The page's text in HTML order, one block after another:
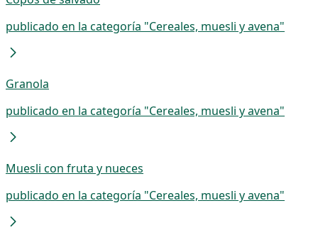
publicado en la categoría "Cereales, muesli y avena"
Granola
publicado en la categoría "Cereales, muesli y avena"
Muesli con fruta y nueces
publicado en la categoría "Cereales, muesli y avena"